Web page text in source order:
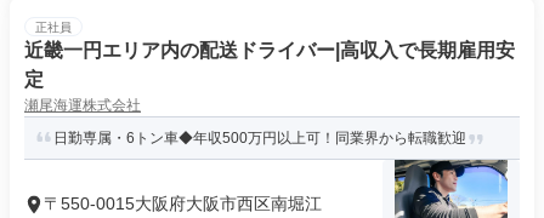
正社員
近畿一円エリア内の配送ドライバー|高収入で長期雇用安
定
瀬尾海運株式会社
日勤専属・6トン車◆年収500万円以上可！同業界から転職歓迎
〒550-0015大阪府大阪市西区南堀江